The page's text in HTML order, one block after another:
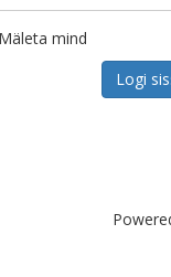
Mäleta mind